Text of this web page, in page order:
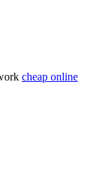
cheap online